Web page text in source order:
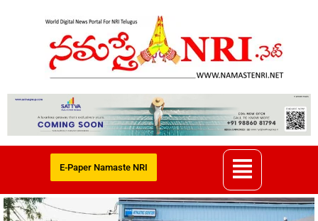
E-Paper Namaste NRI